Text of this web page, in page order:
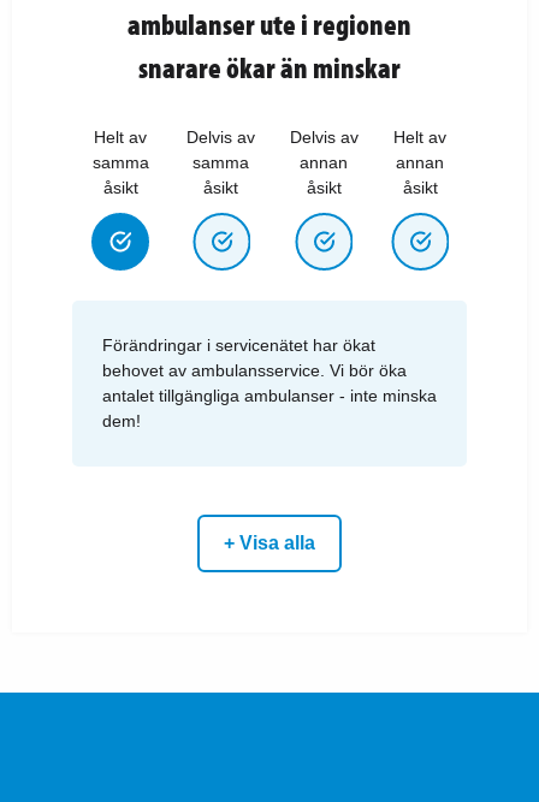
ambulanser ute i regionen
snarare ökar än minskar
Helt av
samma
åsikt
Delvis av
samma
åsikt
Delvis av
annan
åsikt
Helt av
annan
åsikt
Förändringar i servicenätet har ökat
behovet av ambulansservice. Vi bör öka
antalet tillgängliga ambulanser - inte minska
dem!
+ Visa alla